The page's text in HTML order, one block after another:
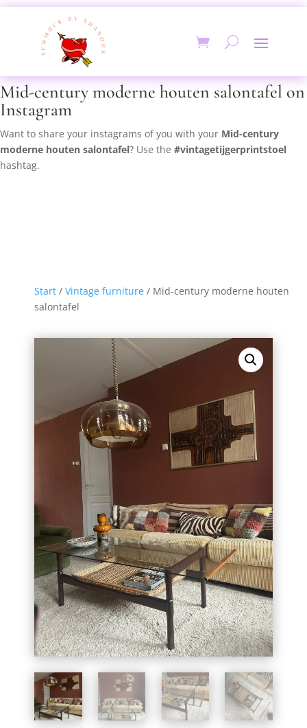
Mid-century moderne houten salontafel on
Instagram
Want to share your instagrams of you with your Mid-century
moderne houten salontafel? Use the #vintagetijgerprintstoel
hashtag.
Start / Vintage furniture / Mid-century moderne houten
salontafel